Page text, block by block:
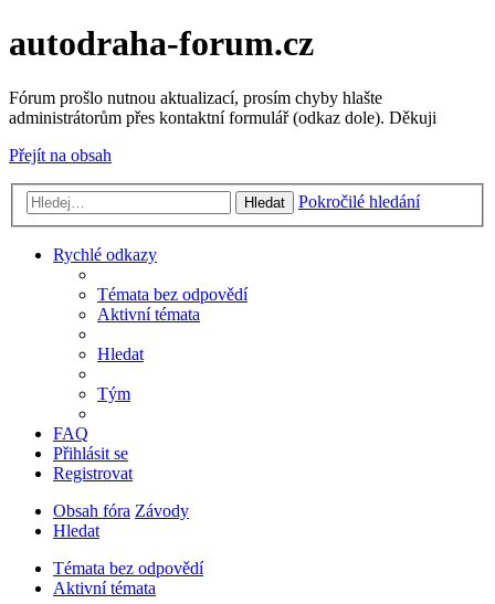
autodraha-forum.cz
Fórum prošlo nutnou aktualizací, prosím chyby hlašte
administrátorům přes kontaktní formulář (odkaz dole). Děkuji
Přejít na obsah
Hledat Pokročilé hledání
Rychlé odkazy
Témata bez odpovědí
Aktivní témata
Hledat
Tým
FAQ
Přihlásit se
Registrovat
Obsah fóra Závody
Hledat
Témata bez odpovědí
Aktivní témata